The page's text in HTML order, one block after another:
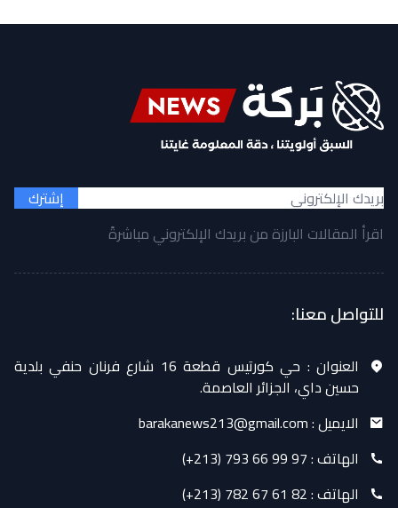
إشترك
اقرأ المقالات البارزة من بريدك الإلكتروني مباشرةً
للتواصل معنا:
العنوان :
حي كورتيس قطعة 16 شارع فرنان حنفي بلدية
حسين داي، الجزائر العاصمة.
الايميل :barakanews213@gmail.com
الهاتف :(+213) 793 66 99 97
الهاتف :(+213) 782 67 61 82